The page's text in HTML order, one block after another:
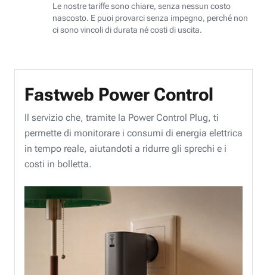
Le nostre tariffe sono chiare, senza nessun costo
nascosto. E puoi provarci senza impegno, perché non
ci sono vincoli di durata né costi di uscita.
Fastweb Power Control
Il servizio che, tramite la Power Control Plug, ti
permette di monitorare i consumi di energia elettrica
in tempo reale, aiutandoti a ridurre gli sprechi e i
costi in bolletta.